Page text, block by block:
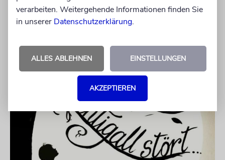
verarbeiten. Weitergehende Informationen finden Sie
in unserer Datenschutzerklärung.
ALLES ABLEHNEN EINSTELLUNGEN
AKZEPTIEREN